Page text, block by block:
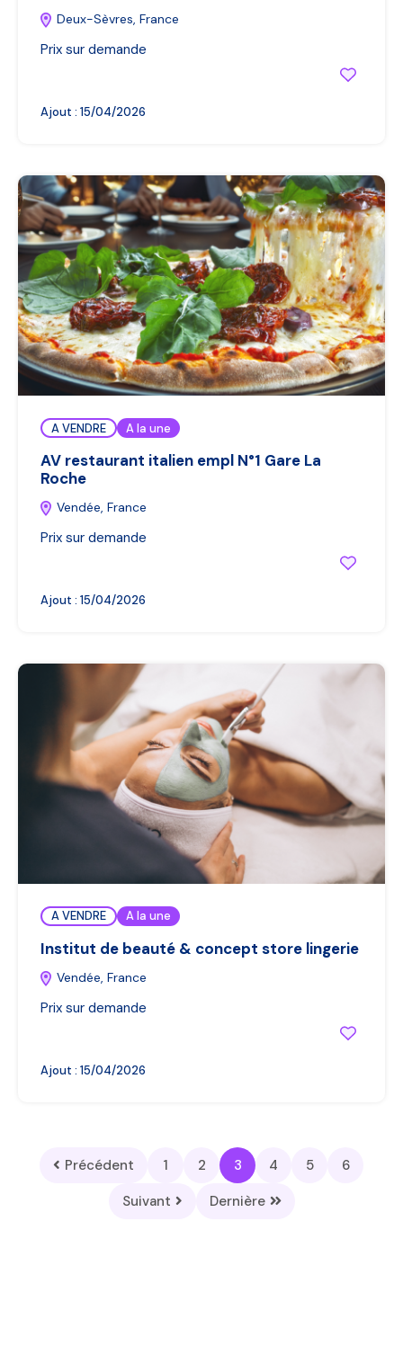
Deux-Sèvres, France
Prix sur demande
Ajout : 15/04/2026
A VENDRE A la une
AV restaurant italien empl N°1 Gare La
Roche
Vendée, France
Prix sur demande
Ajout : 15/04/2026
A VENDRE A la une
Institut de beauté & concept store lingerie
Vendée, France
Prix sur demande
Ajout : 15/04/2026
Précédent 1 2 3 4 5
6
Suivant
Dernière